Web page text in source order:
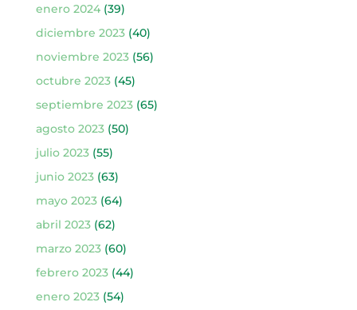
enero 2024(39)
diciembre 2023(40)
noviembre 2023(56)
octubre 2023(45)
septiembre 2023(65)
agosto 2023(50)
julio 2023(55)
junio 2023(63)
mayo 2023(64)
abril 2023(62)
marzo 2023(60)
febrero 2023(44)
enero 2023(54)